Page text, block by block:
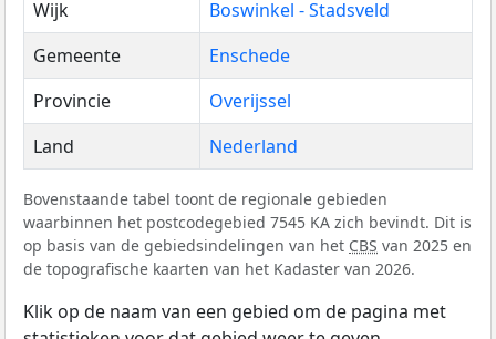
Wijk
Boswinkel - Stadsveld
Gemeente
Enschede
Provincie
Overijssel
Land
Nederland
Bovenstaande tabel toont de regionale gebieden
waarbinnen het postcodegebied 7545 KA zich bevindt. Dit is
op basis van de gebiedsindelingen van het CBS van 2025 en
de topografische kaarten van het Kadaster van 2026.
Klik op de naam van een gebied om de pagina met